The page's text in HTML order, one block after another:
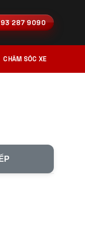
287 9090
CHĂM SÓC XE